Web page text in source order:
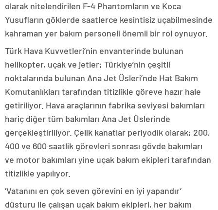
olarak nitelendirilen F-4 Phantomların ve Koca
Yusufların göklerde saatlerce kesintisiz uçabilmesinde
kahraman yer bakım personeli önemli bir rol oynuyor.
Türk Hava Kuvvetleri’nin envanterinde bulunan
helikopter, uçak ve jetler; Türkiye’nin çeşitli
noktalarında bulunan Ana Jet Üsleri’nde Hat Bakım
Komutanlıkları tarafından titizlikle göreve hazır hale
getiriliyor. Hava araçlarının fabrika seviyesi bakımları
hariç diğer tüm bakımları Ana Jet Üslerinde
gerçekleştiriliyor. Çelik kanatlar periyodik olarak; 200,
400 ve 600 saatlik görevleri sonrası gövde bakımları
ve motor bakımları yine uçak bakım ekipleri tarafından
titizlikle yapılıyor.
‘Vatanını en çok seven görevini en iyi yapandır’
düsturu ile çalışan uçak bakım ekipleri, her bakım